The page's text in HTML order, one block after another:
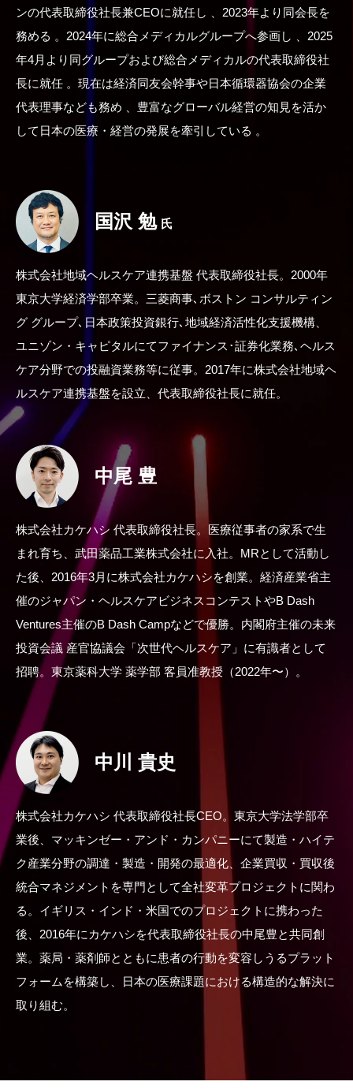
ンの代表取締役社長兼CEOに就任し 、2023年より同会長を
務める 。2024年に総合メディカルグループへ参画し 、2025
年4月より同グループおよび総合メディカルの代表取締役社
長に就任 。現在は経済同友会幹事や日本循環器協会の企業
代表理事なども務め 、豊富なグローバル経営の知見を活か
して日本の医療・経営の発展を牽引している 。
国沢 勉 氏
株式会社地域ヘルスケア連携基盤 代表取締役社長。2000年
東京大学経済学部卒業。三菱商事､ボストン コンサルティン
グ グループ､日本政策投資銀行､地域経済活性化支援機構、
ユニゾン・キャピタルにてファイナンス･証券化業務､ヘルス
ケア分野での投融資業務等に従事。2017年に株式会社地域ヘ
ルスケア連携基盤を設立、代表取締役社長に就任。
中尾 豊
株式会社カケハシ 代表取締役社長。医療従事者の家系で生
まれ育ち、武田薬品工業株式会社に入社。MRとして活動し
た後、2016年3月に株式会社カケハシを創業。経済産業省主
催のジャパン・ヘルスケアビジネスコンテストやB Dash
Ventures主催のB Dash Campなどで優勝。内閣府主催の未来
投資会議 産官協議会「次世代ヘルスケア」に有識者として
招聘。東京薬科大学 薬学部 客員准教授（2022年〜）。
中川 貴史
株式会社カケハシ 代表取締役社長CEO。東京大学法学部卒
業後、マッキンゼー・アンド・カンパニーにて製造・ハイテ
ク産業分野の調達・製造・開発の最適化、企業買収・買収後
統合マネジメントを専門として全社変革プロジェクトに関わ
る。イギリス・インド・米国でのプロジェクトに携わった
後、2016年にカケハシを代表取締役社長の中尾豊と共同創
業。薬局・薬剤師とともに患者の行動を変容しうるプラット
フォームを構築し、日本の医療課題における構造的な解決に
取り組む。